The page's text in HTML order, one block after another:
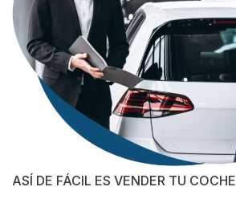
ASÍ DE FÁCIL ES VENDER TU COCHE